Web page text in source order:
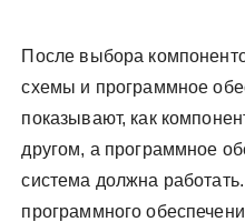
После выбора
схемы и программное
показывают, как
другом, а программное
система должна
программного